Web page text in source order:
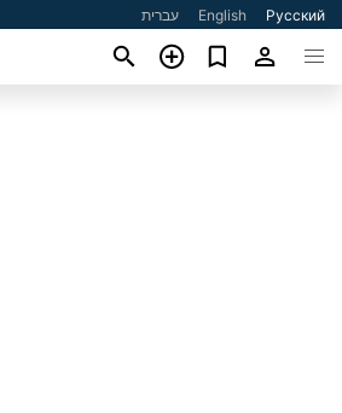
עברית English Русский